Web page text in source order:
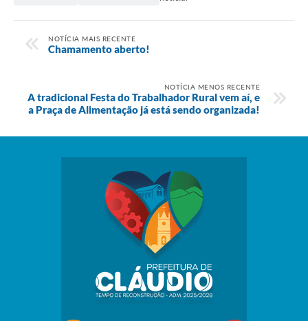
NOTÍCIA MAIS RECENTE
Chamamento aberto!
NOTÍCIA MENOS RECENTE
A tradicional Festa do Trabalhador Rural vem aí, e
a Praça de Alimentação já está sendo organizada!